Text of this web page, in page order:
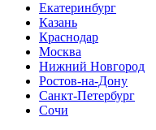
Екатеринбург
Казань
Краснодар
Москва
Нижний Новгород
Ростов-на-Дону
Санкт-Петербург
Сочи